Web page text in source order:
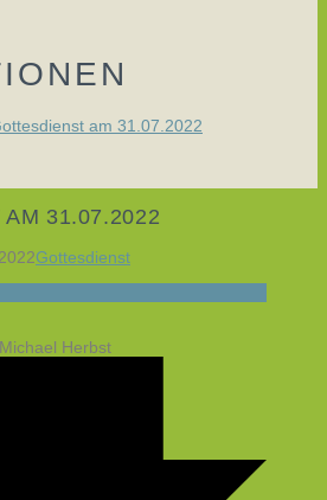
am 31.07.2022
31.07.2022
Gottesdienst
Herbst